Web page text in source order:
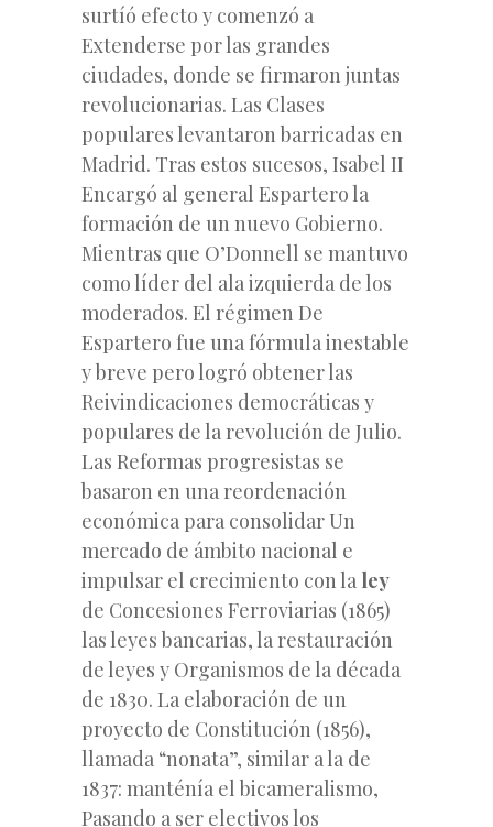
surtíó efecto y comenzó a
Extenderse por las grandes
ciudades, donde se firmaron juntas
revolucionarias. Las Clases
populares levantaron barricadas en
Madrid. Tras estos sucesos, Isabel II
Encargó al general Espartero la
formación de un nuevo Gobierno.
Mientras que O’Donnell se mantuvo
como líder del ala izquierda de los
moderados. El régimen De
Espartero fue una fórmula inestable
y breve pero logró obtener las
Reivindicaciones democráticas y
populares de la revolución de Julio.
Las Reformas progresistas se
basaron en una reordenación
económica para consolidar Un
mercado de ámbito nacional e
impulsar el crecimiento con la ley
de Concesiones Ferroviarias (1865)
las leyes bancarias, la restauración
de leyes y Organismos de la década
de 1830. La elaboración de un
proyecto de Constitución (1856),
llamada “nonata”, similar a la de
1837: manténía el bicameralismo,
Pasando a ser electivos los